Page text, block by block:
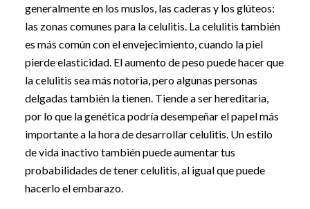
generalmente en los muslos, las caderas y los glúteos:
las zonas comunes para la celulitis. La celulitis también
es más común con el envejecimiento, cuando la piel
pierde elasticidad. El aumento de peso puede hacer que
la celulitis sea más notoria, pero algunas personas
delgadas también la tienen. Tiende a ser hereditaria,
por lo que la genética podría desempeñar el papel más
importante a la hora de desarrollar celulitis. Un estilo
de vida inactivo también puede aumentar tus
probabilidades de tener celulitis, al igual que puede
hacerlo el embarazo.